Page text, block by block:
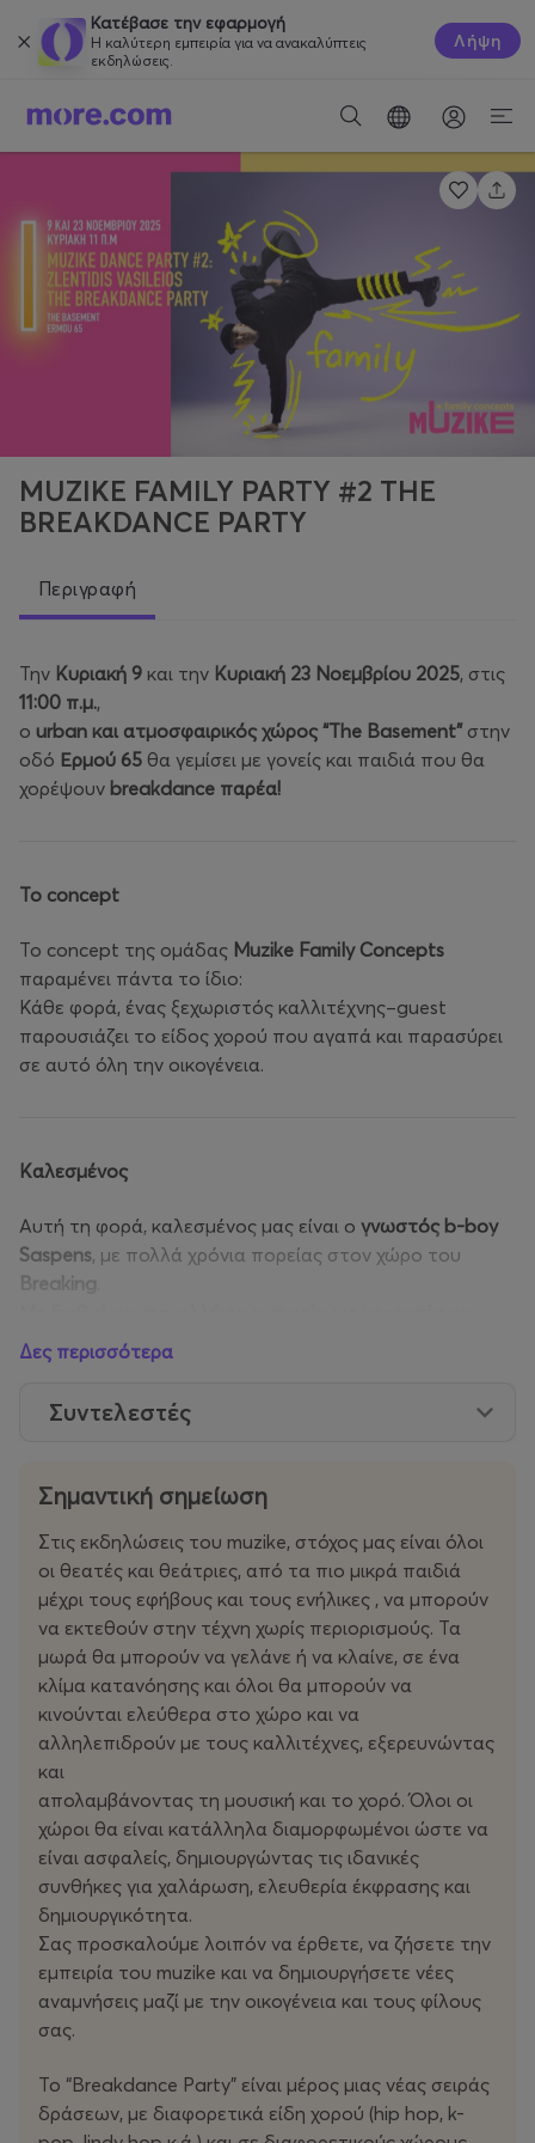
Κατέβασε την εφαρμογή
Η καλύτερη εμπειρία για να ανακαλύπτεις
εκδηλώσεις.
Λήψη
MUZIKE FAMILY PARTY #2 THE
BREAKDANCE PARTY
Περιγραφή
Την Κυριακή 9 και την Κυριακή 23 Νοεμβρίου 2025, στις
11:00 π.μ.,
ο urban και ατμοσφαιρικός χώρος “The Basement”στην
οδό Ερμού 65 θα γεμίσει με γονείς και παιδιά που θα
χορέψουν breakdance παρέα!
Το concept
Το concept της ομάδας Muzike Family Concepts
παραμένει πάντα το ίδιο:
Κάθε φορά, ένας ξεχωριστός καλλιτέχνης–guest
παρουσιάζει το είδος χορού που αγαπά και παρασύρει
σε αυτό όλη την οικογένεια.
Kαλεσμένος
Αυτή τη φορά, καλεσμένος μας είναι ο γνωστός b-boy
Saspens, με πολλά χρόνια πορείας στον χώρο του
Breaking
προπονητής, έχει ως στόχο να αναπτύξει τη
κουλτούρα
των νέων μέσα από τον χορό και να μυήσει
τη νέα γενιά σε αυτή τη μοναδική έκφραση.
χορευτές με έδρα τη Θεσσαλονίκη και είναι
πρωταθλητές Breaking (Breakdance)
Best ShowκαιBattles.
Μαζί με την ομάδαLast Move Crew, συμμετέχουν σε
φεστιβάλ και events της πόλης, ξεσηκώνοντας το κοινό
με τις ικανότητες, το πάθος και την αγάπη τους για τον
χορό.
Το όραμα του Muzike Family Concepts
Muzike Family Concepts
φέρνει τη μουσική, τον χορό
και την τέχνη γενικότερα σε μια συμπεριληπτική
φιλοσοφία , δημιουργώντας εκδηλώσεις φιλικές προς
όλη την οικογένεια , από βρέφη έως ενήλικες.
Με στόχο τη
σύνδεση, την ελεύθερη έκφραση και τη
χαρά της κοινής εμπειρίας
, συνεχίζει να σχεδιάζει
δράσεις που εμπνέουν και ψυχαγωγούν μικρούς και
μεγάλους μαζί.
Ημερομηνία: Κυριακή 9 & 23 Νοεμβρίου 2025
Δες περισσότερα
Συντελεστές
Σημαντική σημείωση
Στις εκδηλώσεις του muzike, στόχος μας είναι όλοι
οι θεατές και θεάτριες, από τα πιο μικρά παιδιά
μέχρι τους εφήβους και τους ενήλικες , να μπορούν
να εκτεθούν στην τέχνη χωρίς περιορισμούς. Τα
μωρά θα μπορούν να γελάνε ή να κλαίνε, σε ένα
κλίμα κατανόησης και όλοι θα μπορούν να
κινούνται ελεύθερα στο χώρο και να
αλληλεπιδρούν με τους καλλιτέχνες, εξερευνώντας
και
απολαμβάνοντας τη μουσική και το χορό. Όλοι οι
χώροι θα είναι κατάλληλα διαμορφωμένοι ώστε να
είναι ασφαλείς, δημιουργώντας τις ιδανικές
συνθήκες για χαλάρωση, ελευθερία έκφρασης και
δημιουργικότητα.
Σας προσκαλούμε λοιπόν να έρθετε, να ζήσετε την
εμπειρία του muzike και να δημιουργήσετε νέες
αναμνήσεις μαζί με την οικογένεια και τους φίλους
σας.
Το “Βreakdance Party” είναι μέρος μιας νέας σειράς
δράσεων, με διαφορετικά είδη χορού (hip hop, k-